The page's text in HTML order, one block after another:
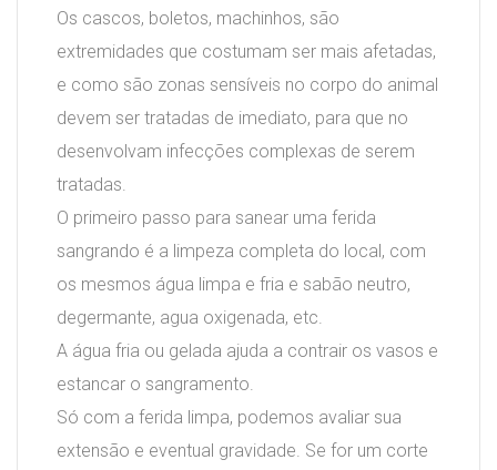
Os cascos, boletos, machinhos, são
extremidades que costumam ser mais afetadas,
e como são zonas sensíveis no corpo do animal
devem ser tratadas de imediato, para que no
desenvolvam infecções complexas de serem
tratadas.
O primeiro passo para sanear uma ferida
sangrando é a limpeza completa do local, com
os mesmos água limpa e fria e sabão neutro,
degermante, agua oxigenada, etc.
A água fria ou gelada ajuda a contrair os vasos e
estancar o sangramento.
Só com a ferida limpa, podemos avaliar sua
extensão e eventual gravidade. Se for um corte